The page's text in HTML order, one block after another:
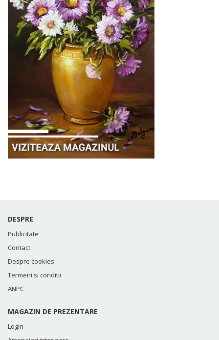
DESPRE
Publicitate
Contact
Despre cookies
Termeni si conditii
ANPC
MAGAZIN DE PREZENTARE
Login